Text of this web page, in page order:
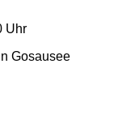
Uhr
Gosausee